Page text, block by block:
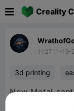
Creality
11:27 11-19-
3d printing
New Metal
he would look